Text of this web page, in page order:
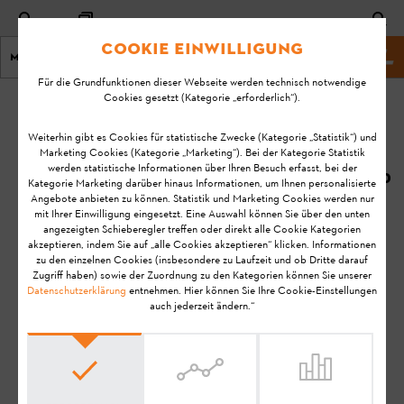
Menu STIHL Webseite
KA-01214
Die LEDs leuchten
oder blinken rot,
ohne Signalton.
Was bedeutet das
und was kann ich
tun?
Geändert
am:
08.07.2020
FAQ
Störungen beheben
Hinweis:Bevor Sie Ihr STIHL Produkt einsatzbereit machen, in
Cookie Einwilligung
Für die Grundfunktionen dieser Webseite werden technisch notwendige
Cookies gesetzt (Kategorie „erforderlich“).
Weiterhin gibt es Cookies für statistische Zwecke (Kategorie „Statistik“) und
Marketing Cookies (Kategorie „Marketing“). Bei der Kategorie Statistik
werden statistische Informationen über Ihren Besuch erfasst, bei der
Kategorie Marketing darüber hinaus Informationen, um Ihnen personalisierte
Angebote anbieten zu können. Statistik und Marketing Cookies werden nur
mit Ihrer Einwilligung eingesetzt. Eine Auswahl können Sie über den unten
angezeigten Schieberegler treffen oder direkt alle Cookie Kategorien
akzeptieren, indem Sie auf „alle Cookies akzeptieren“ klicken. Informationen
zu den einzelnen Cookies (insbesondere zu Laufzeit und ob Dritte darauf
Zugriff haben) sowie der Zuordnung zu den Kategorien können Sie unserer
Datenschutzerklärung entnehmen. Hier können Sie Ihre Cookie-Einstellungen
auch jederzeit ändern.“